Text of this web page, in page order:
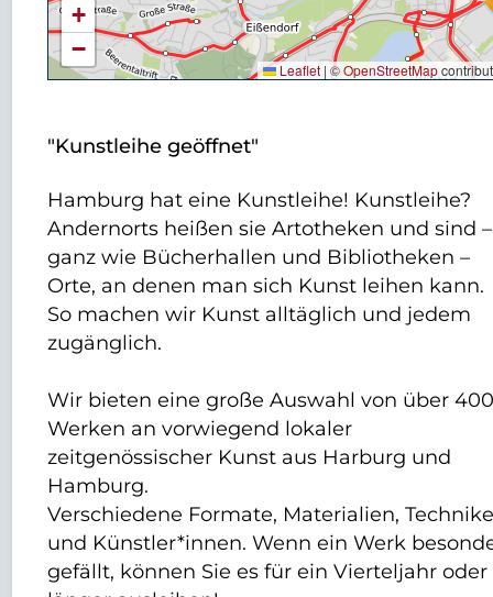
+
−
Leaflet | ©OpenStreetMap
"Kunstleihe geöffnet"
Hamburg hat eine Kunstleihe! Kunstleihe?
Andernorts heißen sie Artotheken und sind –
ganz wie Bücherhallen und Bibliotheken –
Orte, an denen man sich Kunst leihen kann.
So machen wir Kunst alltäglich und jedem
zugänglich.
Wir bieten eine große Auswahl von über
Werken an vorwiegend lokaler
zeitgenössischer Kunst aus Harburg und
Hamburg.
Verschiedene Formate, Materialien,
und Künstler*innen. Wenn ein Werk
gefällt, können Sie es für ein Vierteljahr oder